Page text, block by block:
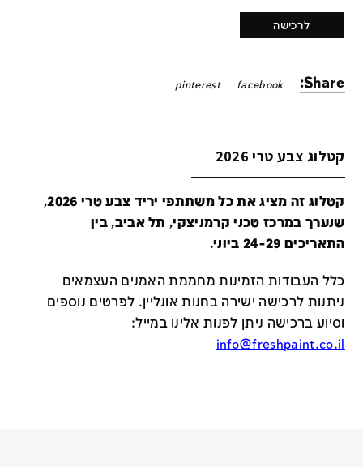
לרכישה
Share:
facebook
pinterest
קטלוג צבע טרי 2026
קטלוג זה מציג את כל משתתפי יריד צבע טרי 2026,
שנערך במרכז טכני קרמניצקי, תל אביב, בין
התאריכים 24-29 ביוני.
כלל העבודות הזמינות מחממת האמנים העצמאים
ניתנות לרכישה ישירה בחנות אונליין. לפרטים נוספים
וסיוע ברכישה ניתן לפנות אלינו במייל:
info@freshpaint.co.il